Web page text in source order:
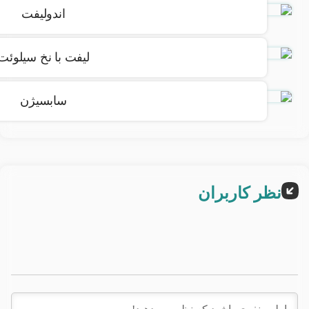
اندولیفت
لیفت با نخ
سابسیژن
نظر کاربران